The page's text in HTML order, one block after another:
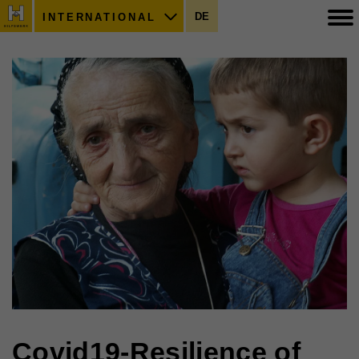
INTERNATIONAL DE
Covid19-Resilience of